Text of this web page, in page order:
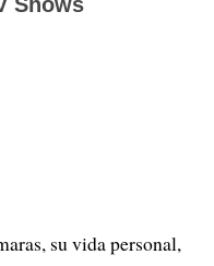
su vida personal,